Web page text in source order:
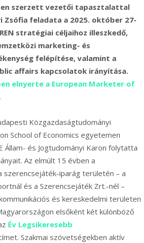
szerzett vezetői tapasztalattal
Zsófia feladata a 2025. október 27-
stratégiai céljaihoz illeszkedő,
marketing- és
felépítése, valamint a
affairs kapcsolatok irányítása.
elnyerte a European Marketer of
Közgazdaságtudományi
School of Economics egyetemen
Állam- és Jogtudományi Karon folytatta
Az elmúlt 15 évben a
szerencsejáték-iparág területén – a
és a Szerencsejáték Zrt.-nél –
és kereskedelmi területen
elsőként két különböző
Év Legsikeresebb
Szakmai szövetségekben aktív